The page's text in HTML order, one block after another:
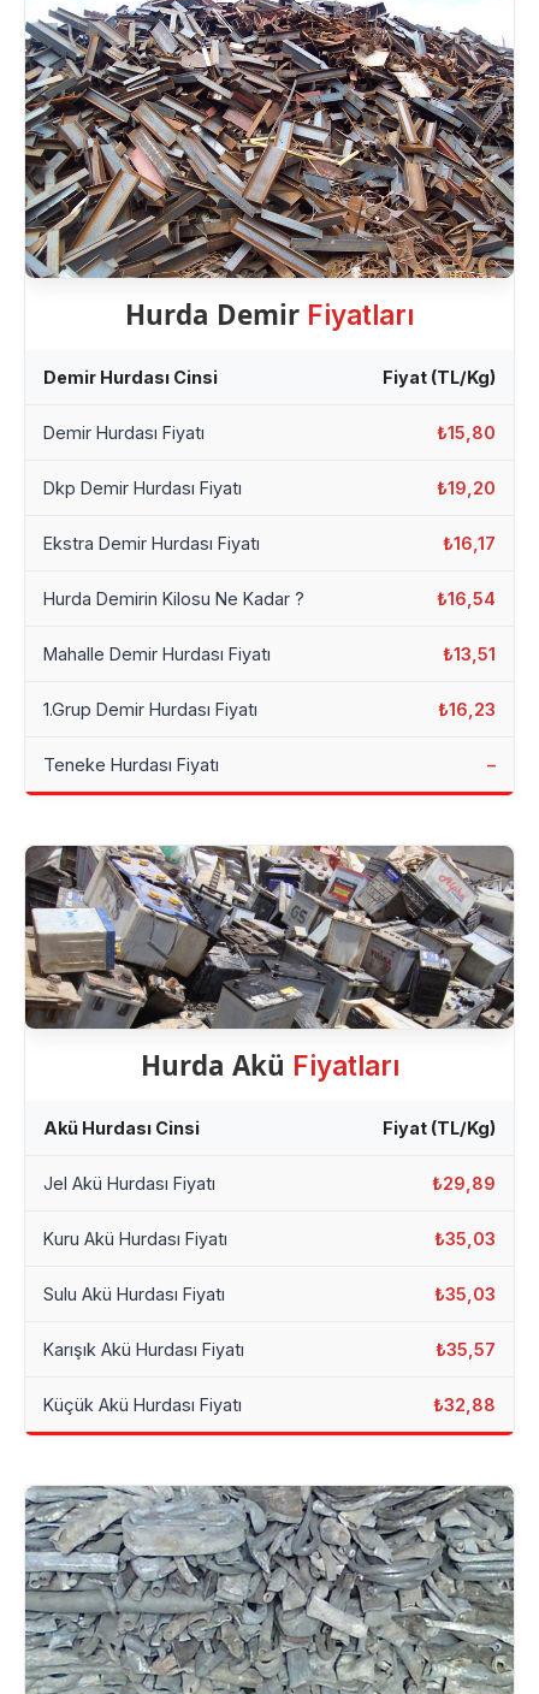
Hurda Demir Fiyatları
Demir Hurdası Cinsi Fiyat (TL/Kg)
Demir Hurdası Fiyatı ₺15,80
Dkp Demir Hurdası Fiyatı ₺19,20
Ekstra Demir Hurdası Fiyatı ₺16,17
Hurda Demirin Kilosu Ne Kadar ? ₺16,54
Mahalle Demir Hurdası Fiyatı ₺13,51
1.Grup Demir Hurdası Fiyatı ₺16,23
Teneke Hurdası Fiyatı –
Hurda Akü Fiyatları
Akü Hurdası Cinsi Fiyat (TL/Kg)
Jel Akü Hurdası Fiyatı ₺29,89
Kuru Akü Hurdası Fiyatı ₺35,03
Sulu Akü Hurdası Fiyatı ₺35,03
Karışık Akü Hurdası Fiyatı ₺35,57
Küçük Akü Hurdası Fiyatı ₺32,88